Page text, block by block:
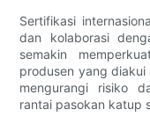
Sertifikasi
dan kolaborasi
semakin
produsen yang diakui
mengurangi risiko
rantai pasokan katup